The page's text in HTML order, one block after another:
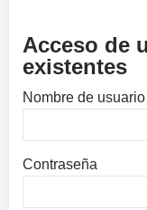
Acceso de
existentes
Nombre de
Contraseña